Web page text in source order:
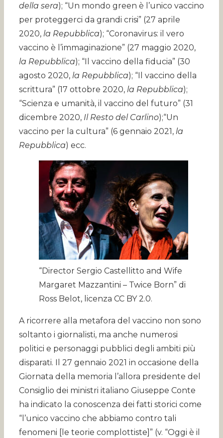
della sera); “Un mondo green è l’unico vaccino
per proteggerci da grandi crisi” (27 aprile
2020, la Repubblica); “Coronavirus: il vero
vaccino è l’immaginazione” (27 maggio 2020,
la Repubblica); “Il vaccino della fiducia” (30
agosto 2020, la Repubblica); “Il vaccino della
scrittura” (17 ottobre 2020, la Repubblica);
“Scienza e umanità, il vaccino del futuro” (31
dicembre 2020, Il Resto del Carlino);“Un
vaccino per la cultura” (6 gennaio 2021, la
Repubblica) ecc.
“Director Sergio Castellitto and Wife
Margaret Mazzantini – Twice Born” di
Ross Belot, licenza CC BY 2.0.
A ricorrere alla metafora del vaccino non sono
soltanto i giornalisti, ma anche numerosi
politici e personaggi pubblici degli ambiti più
disparati. Il 27 gennaio 2021 in occasione della
Giornata della memoria l’allora presidente del
Consiglio dei ministri italiano Giuseppe Conte
ha indicato la conoscenza dei fatti storici come
“l’unico vaccino che abbiamo contro tali
fenomeni [le teorie complottiste]” (v. “Oggi è il